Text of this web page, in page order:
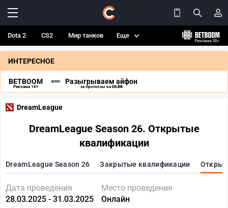
Dota 2 CS2 Мир танков Еще
ИНТЕРЕСНОЕ
BETBOOM
Реклама 18+
Разыгрываем айфон
за прогнозы на MLBB
DreamLeague
DreamLeague Season 26. Открытые
квалификации
DreamLeague Season 26 Закрытые квалификации
Дата проведения
28.03.2025 - 31.03.2025
Место проведения
Онлайн